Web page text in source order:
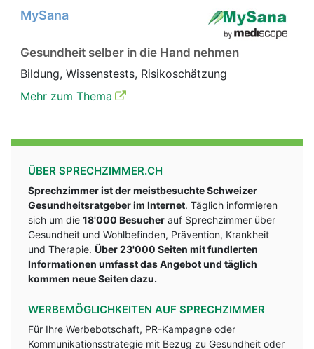
MySana
Gesundheit selber in die Hand nehmen
Bildung, Wissenstests, Risikoschätzung
Mehr zum Thema
ÜBER SPRECHZIMMER.CH
Sprechzimmer ist der meistbesuchte Schweizer
Gesundheitsratgeber im Internet. Täglich informieren
sich um die 18'000 Besucher auf Sprechzimmer über
Gesundheit und Wohlbefinden, Prävention, Krankheit
und Therapie. Über 23'000 Seiten mit fundlerten
Informationen umfasst das Angebot und täglich
kommen neue Seiten dazu.
WERBEMÖGLICHKEITEN AUF SPRECHZIMMER
Für Ihre Werbebotschaft, PR-Kampagne oder
Kommunikationsstrategie mit Bezug zu Gesundheit oder